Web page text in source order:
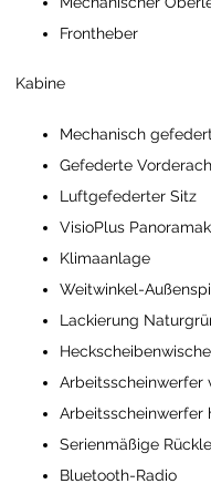
Frontheber
Kabine
Mechanisch
Gefederte
Luftgefederter Sitz
VisioPlus
Klimaanlage
Weitwinkel-
Lackierung
Arbeitsscheinwerfer
Arbeitsscheinwerfer
Serienmäßige
Bluetooth-Radio